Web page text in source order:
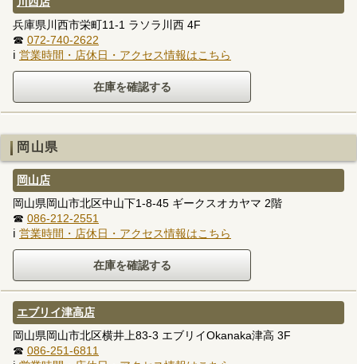
兵庫県川西市栄町11-1 ラソラ川西 4F
☎ 072-740-2622
ℹ 営業時間・店休日・アクセス情報はこちら
岡山県
岡山店
岡山県岡山市北区中山下1-8-45 ギークスオカヤマ 2階
☎ 086-212-2551
ℹ 営業時間・店休日・アクセス情報はこちら
エブリイ津高店
岡山県岡山市北区横井上83-3 エブリイOkanaka津高 3F
☎ 086-251-6811